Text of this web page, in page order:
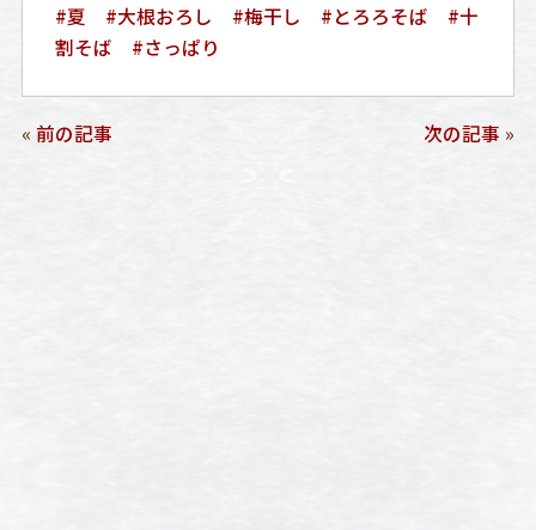
#夏
#大根おろし #梅干し #とろろそば
#十
割そば
#さっぱり
« 前の記事 次の記事 »